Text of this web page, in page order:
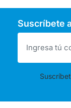
Suscríbete